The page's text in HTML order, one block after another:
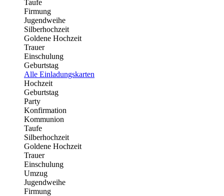
Taufe
Firmung
Jugendweihe
Silberhochzeit
Goldene Hochzeit
Trauer
Einschulung
Geburtstag
Alle Einladungskarten
Hochzeit
Geburtstag
Party
Konfirmation
Kommunion
Taufe
Silberhochzeit
Goldene Hochzeit
Trauer
Einschulung
Umzug
Jugendweihe
Firmung